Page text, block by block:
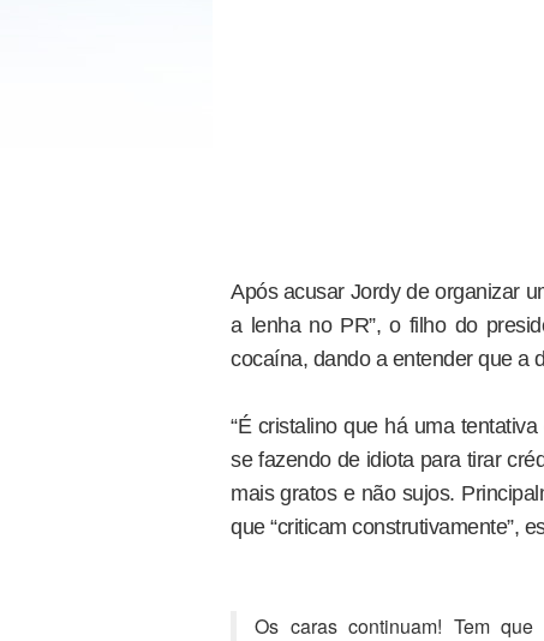
Após acusar Jordy de organizar
a lenha no PR”, o filho do
cocaína, dando a entender que a
“É cristalino que há uma
se fazendo de idiota para tirar
mais gratos e não sujos.
que “criticam construtivamente”,
Os caras continuam! Tem